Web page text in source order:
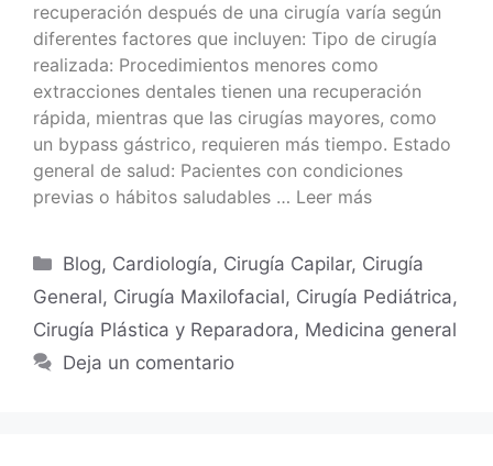
recuperación después de una cirugía varía según
diferentes factores que incluyen: Tipo de cirugía
realizada: Procedimientos menores como
extracciones dentales tienen una recuperación
rápida, mientras que las cirugías mayores, como
un bypass gástrico, requieren más tiempo. Estado
general de salud: Pacientes con condiciones
previas o hábitos saludables … Leer más
Blog, Cardiología, Cirugía Capilar, Cirugía
General, Cirugía Maxilofacial, Cirugía Pediátrica,
Cirugía Plástica y Reparadora, Medicina general
Deja un comentario